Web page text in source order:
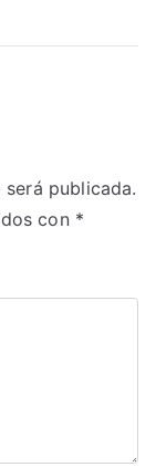
publicada.
con *